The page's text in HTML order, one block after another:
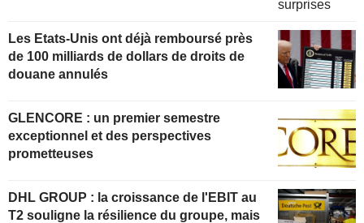
Les Etats-Unis ont déjà remboursé près
de 100 milliards de dollars de droits de
douane annulés
GLENCORE : un premier semestre
exceptionnel et des perspectives
prometteuses
DHL GROUP : la croissance de l'EBIT au
T2 souligne la résilience du groupe, mais